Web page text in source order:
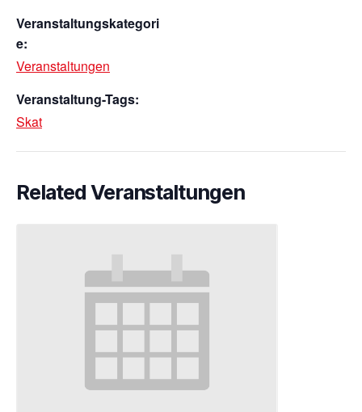
Veranstaltungskategori
e:
Veranstaltungen
Veranstaltung-Tags:
Skat
Related Veranstaltungen